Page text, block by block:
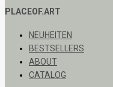
PLACEOF.ART
NEUHEITEN
BESTSELLERS
ABOUT
CATALOG